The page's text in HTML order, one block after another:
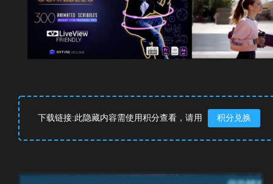
下载链接:此隐藏内容需使用积分查看，请用 积分兑换